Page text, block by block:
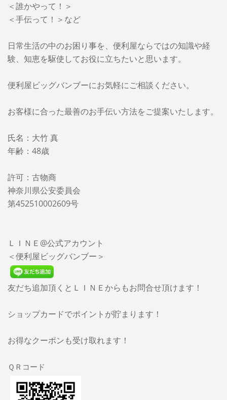
＜誰かやって！＞
＜手伝って！＞など
日常生活の中のお困り事を、便利屋ならではの知識や経
験、知恵を駆使してお役に立ちたいと思います。
便利屋ビッグバンブーにお気軽にご相談ください。
お客様に合った最善のお手伝い方法をご提案いたします。
氏名：大竹 真
年齢：48歳
許可：古物商
神奈川県公安委員会
第452510002609号
ＬＩＮＥ@公式アカウント
＜便利屋ビッグバンブー＞
友だち追加頂くとＬＩＮＥからもお問合せ頂けます！
ショップカードでポイントが貯まります！
お得なクーポンも受け取れます！
ＱＲコード